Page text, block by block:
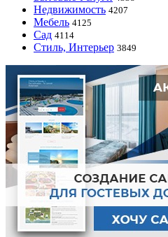
Недвижимость 4207
Мебель 4125
Сад 4114
Стиль, Интерьер 3849